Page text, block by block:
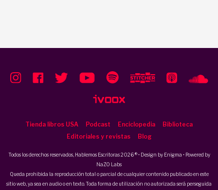
Tienda libros USA Podcast Enciclopedia
Biblioteca
Editoriales y revistas
Blog
Todos los derechos reservados, Hablemos Escritoras 2026 ® • Design by Enigma • Powered by
NaZO Labs
Queda prohibida la reproducción total o parcial de cualquier contenido publicado en este
sitio web, ya sea en audio o en texto. Toda forma de utilización no autorizada será perseguida